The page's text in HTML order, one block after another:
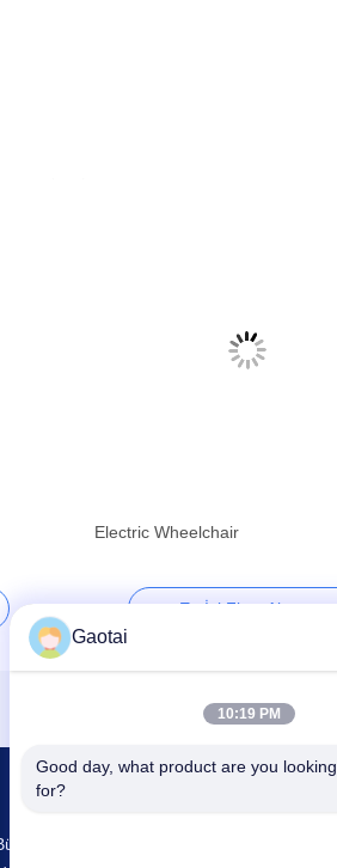
Electric Wheelchair
En İyi Fiyat Al
Ar-Ge Ve Üretim Back Support
Gaotai
10:19 PM
Good day, what product are you looking
for?